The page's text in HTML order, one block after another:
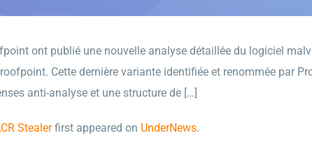
ont publié une nouvelle analyse détaillée du logiciel
Cette dernière variante identifiée et renommée par
anti-analyse et une structure de […]
Stealerfirst appeared on UnderNews.